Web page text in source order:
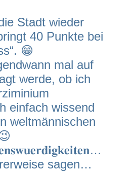
Stadt wieder
40 Punkte bei
😁
mal auf
werde, ob ich
einfach wissend
weltmännischen
sagen…